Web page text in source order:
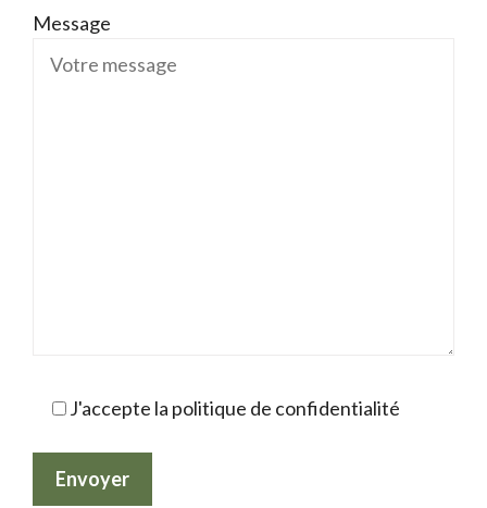
Message
J'accepte la politique de confidentialité